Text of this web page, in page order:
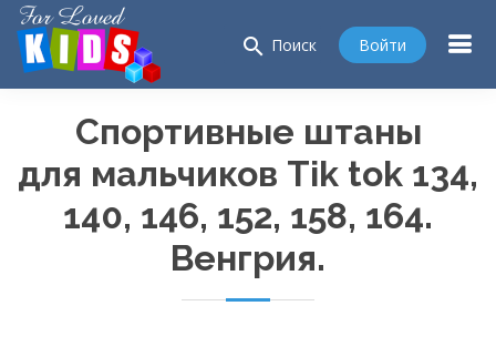
search Поиск Войти
Спортивные штаны
для мальчиков Tik tok 134,
140, 146, 152, 158, 164.
Венгрия.